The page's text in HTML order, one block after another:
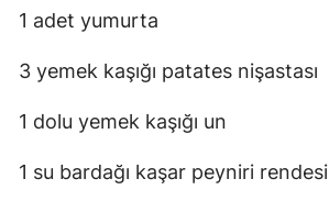
1 adet yumurta
3 yemek kaşığı patates nişastası
1 dolu yemek kaşığı un
1 su bardağı kaşar peyniri rendesi